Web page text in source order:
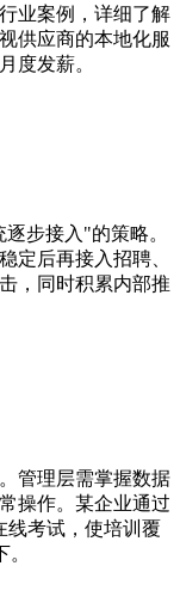
业案例，详细了解
供应商的本地化服
度发薪。
步接入"的策略。
定后再接入招聘、
，同时积累内部推
管理层需掌握数据
操作。某企业通过
线考试，使培训覆